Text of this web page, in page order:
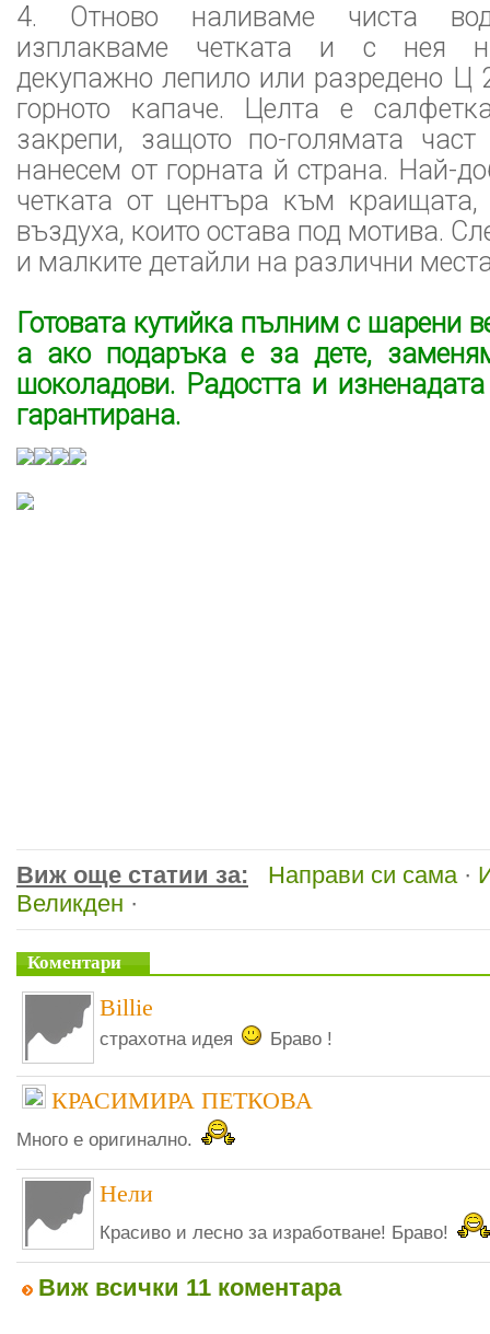
4. Отново наливаме чиста
изплакваме четката и с нея
декупажно лепило или разредено Ц
горното капаче. Целта е
закрепи, защото по-голямата
нанесем от горната й страна. Най-
четката от центъра към
въздуха, които остава под мотива.
и малките детайли на различни
Готовата кутийка пълним с шарени
а ако подаръка е за дете,
шоколадови. Радостта и
гарантирана.
Виж още статии за: Направи си сама·
Великден ·
Коментари
Billie
страхотна идея Браво !
КРАСИМИРА ПЕТКОВА
Много е оригинално.
Нели
Красиво и лесно за изработване! Браво!
Виж всички 11 коментара